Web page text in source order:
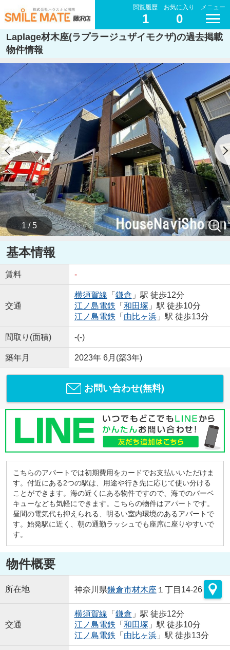
閲覧履歴
1
お気に入り
0
メニュー
Laplage材木座(ラプラージュザイモクザ)の過去掲載
物件情報
1 / 5
基本情報
賃料 -
交通
横須賀線 「 鎌倉 」駅 徒歩12分
江ノ島電鉄 「 和田塚 」駅 徒歩10分
江ノ島電鉄 「 由比ヶ浜」駅 徒歩13分
間取り(面積) -(-)
築年月 2023年 6月(築3年)
お問い合わせ(無料)
こちらのアパートでは初期費用をカードでお支払いいただけま
す。付近にある2つの駅は、用途や行き先に応じて使い分ける
ことができます。海の近くにある物件ですので、海でのバーベ
キューなども気軽にできます。こちらの物件はアパートです。
昼間の電気代も抑えられる、明るい室内環境のあるアパートで
す。始発駅に近く、朝の通勤ラッシュでも座席に座りやすいで
す。
物件概要
所在地 神奈川県鎌倉市材木座 １丁目14-26
交通
横須賀線 「 鎌倉 」駅 徒歩12分
江ノ島電鉄 「 和田塚 」駅 徒歩10分
江ノ島電鉄 「 由比ヶ浜」駅 徒歩13分